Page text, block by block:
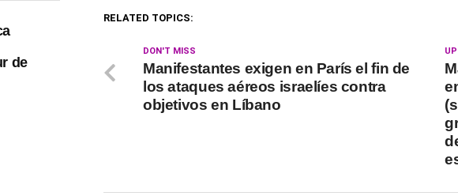
de
RELATED TOPICS:
DON'T MISS
Manifestantes exigen en París el fin de
los ataques aéreos israelíes contra
objetivos en Líbano